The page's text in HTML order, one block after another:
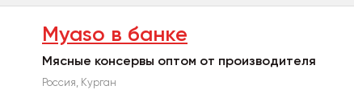
Myaso в банке
Мясные консервы оптом от производителя
Россия, Курган